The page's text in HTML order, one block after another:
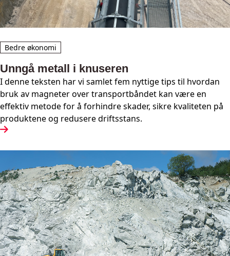
Bedre økonomi
Unngå metall i knuseren
I denne teksten har vi samlet fem nyttige tips til hvordan
bruk av magneter over transportbåndet kan være en
effektiv metode for å forhindre skader, sikre kvaliteten på
produktene og redusere driftsstans.